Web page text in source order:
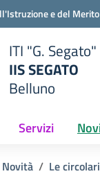
e del Merito
ITI "G.
IIS SEGATO
Belluno
Servizi
Novità Le circolari